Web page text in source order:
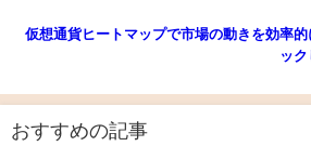
仮想通貨ヒートマップで市場の動きを効率的
ック
おすすめの記事